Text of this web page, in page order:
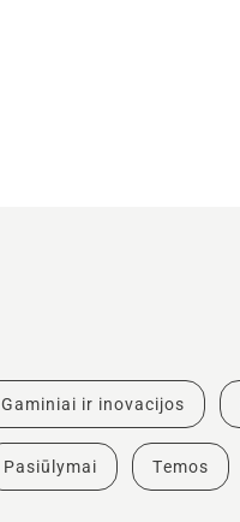
Gaminiai ir inovacijos
Pasiūlymai Temos